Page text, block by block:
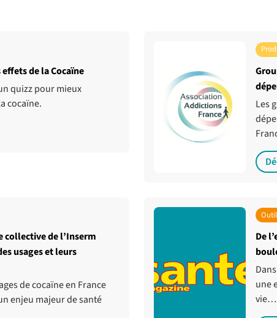
de la Cocaïne
quizz pour mieux
cocaïne.
Les
collective de l’Inserm
usages et leurs
de cocaïne en France
enjeu majeur de santé
De
une
vie…